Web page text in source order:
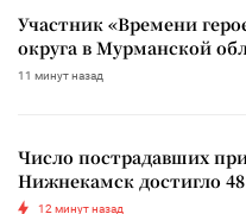
Участник «Времени
округа в Мурманской
11 минут назад
Число пострадавших
Нижнекамск достигло 48
12 минут назад